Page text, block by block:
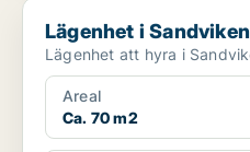
Lägenhet i Sandviken
Lägenhet i Sandviken
Areal
Ca. 70 m2